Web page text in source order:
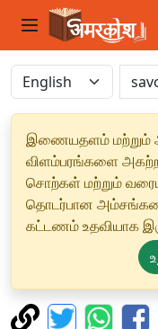
இணையதளம் மற்றும்
விளம்பரங்களை அகற்ற,
சொற்கள் மற்றும்
தொடர்பான
கட்டணம் உதவியாக